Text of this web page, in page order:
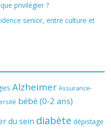
privilégier ?
senior, entre culture et
Alzheimer Assurance-
bébé (0-2 ans)
du sein diabète dépistage